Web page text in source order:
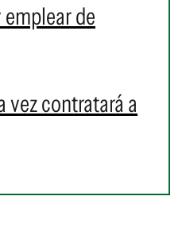
de
vez contratará a